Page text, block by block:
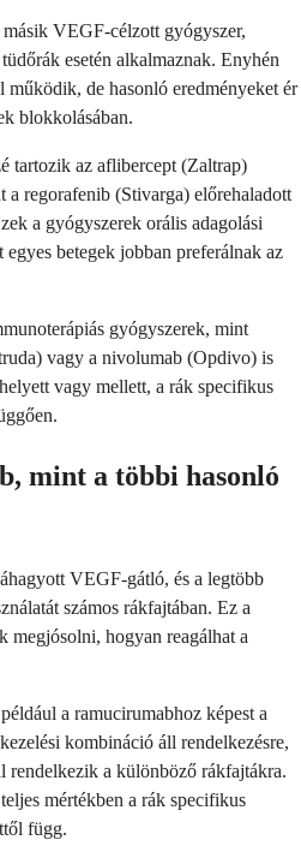
VEGF-célzott gyógyszer,
esetén alkalmaznak. Enyhén
működik, de hasonló eredményeket ér
blokkolásában.
tartozik az aflibercept (Zaltrap)
a regorafenib (Stivarga) előrehaladott
a gyógyszerek orális adagolási
betegek jobban preferálnak az
gyógyszerek, mint
vagy a nivolumab (Opdivo) is
vagy mellett, a rák specifikus
mint a többi hasonló
VEGF-gátló, és a legtöbb
számos rákfajtában. Ez a
megjósolni, hogyan reagálhat a
a ramucirumabhoz képest a
kombináció áll rendelkezésre,
rendelkezik a különböző rákfajtákra.
mértékben a rák specifikus
függ.